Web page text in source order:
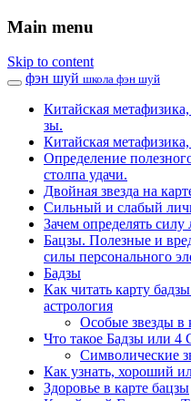
Main menu
Skip to content
фэн шуй школа фэн шуй
Китайская
зы.
Китайская
Определение
столпа удачи.
Двойная звезда на
Сильный и слабый
Зачем определять
Бацзы. Полезные и
силы персонального
Бадзы
Как читать карту
астрология
Особые звезды в
Что такое Бадзы или 4
Символические
Как узнать, хороший
Здоровье в карте бацзы